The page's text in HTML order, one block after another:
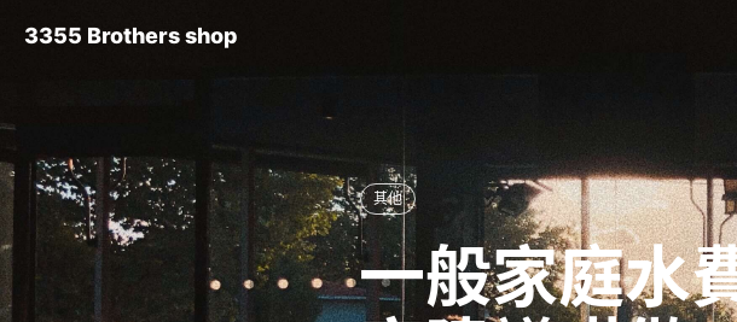
3355 Brothers shop
其他
一般家庭水